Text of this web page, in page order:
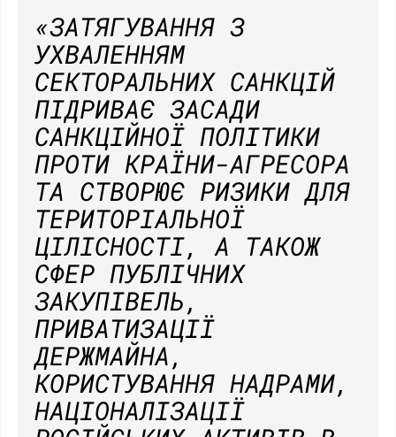
«ЗАТЯГУВАННЯ З
УХВАЛЕННЯМ
СЕКТОРАЛЬНИХ САНКЦІЙ
ПІДРИВАЄ ЗАСАДИ
САНКЦІЙНОЇ ПОЛІТИКИ
ПРОТИ КРАЇНИ-АГРЕСОРА
ТА СТВОРЮЄ РИЗИКИ ДЛЯ
ТЕРИТОРІАЛЬНОЇ
ЦІЛІСНОСТІ, А ТАКОЖ
СФЕР ПУБЛІЧНИХ
ЗАКУПІВЕЛЬ,
ПРИВАТИЗАЦІЇ
ДЕРЖМАЙНА,
КОРИСТУВАННЯ НАДРАМИ,
НАЦІОНАЛІЗАЦІЇ